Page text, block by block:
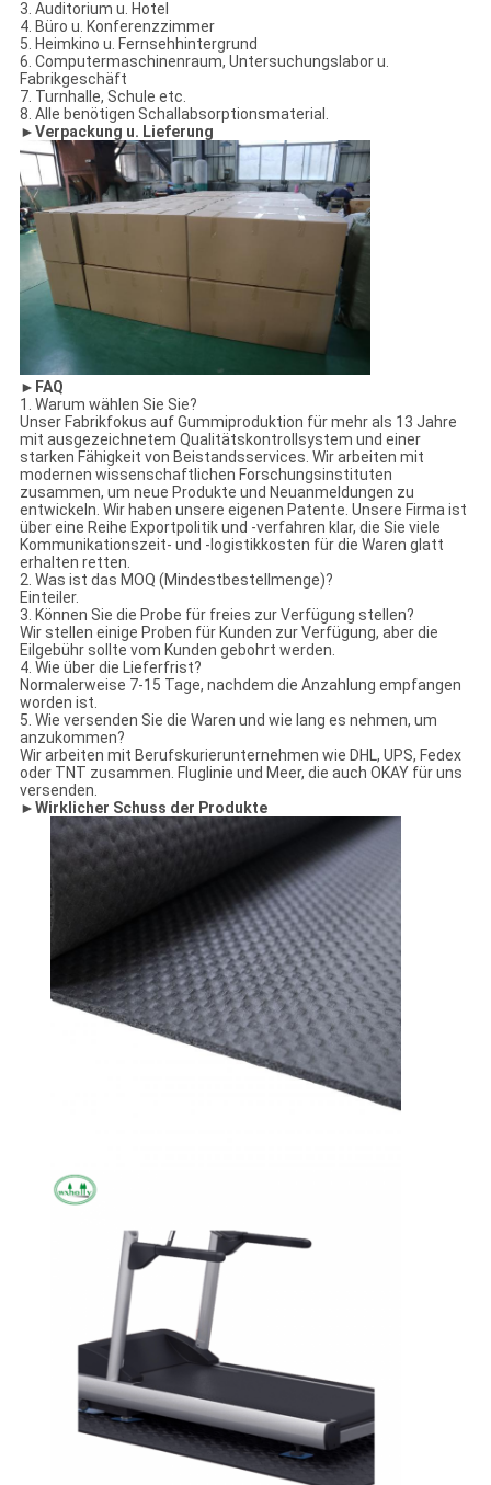
3. Auditorium u. Hotel
4. Büro u. Konferenzzimmer
5. Heimkino u. Fernsehhintergrund
6. Computermaschinenraum, Untersuchungslabor u.
Fabrikgeschäft
7. Turnhalle, Schule etc.
8. Alle benötigen Schallabsorptionsmaterial.
►Verpackung u. Lieferung
► FAQ
1. Warum wählen Sie Sie?
Unser Fabrikfokus auf Gummiproduktion für mehr als 13 Jahre
mit ausgezeichnetem Qualitätskontrollsystem und einer
starken Fähigkeit von Beistandsservices. Wir arbeiten mit
modernen wissenschaftlichen Forschungsinstituten
zusammen, um neue Produkte und Neuanmeldungen zu
entwickeln. Wir haben unsere eigenen Patente. Unsere Firma ist
über eine Reihe Exportpolitik und -verfahren klar, die Sie viele
Kommunikationszeit- und -logistikkosten für die Waren glatt
erhalten retten.
2. Was ist das MOQ (Mindestbestellmenge)?
Einteiler.
3. Können Sie die Probe für freies zur Verfügung stellen?
Wir stellen einige Proben für Kunden zur Verfügung, aber die
Eilgebühr sollte vom Kunden gebohrt werden.
4. Wie über die Lieferfrist?
Normalerweise 7-15 Tage, nachdem die Anzahlung empfangen
worden ist.
5. Wie versenden Sie die Waren und wie lang es nehmen, um
anzukommen?
Wir arbeiten mit Berufskurierunternehmen wie DHL, UPS, Fedex
oder TNT zusammen. Fluglinie und Meer, die auch OKAY für uns
versenden.
►Wirklicher Schuss der Produkte